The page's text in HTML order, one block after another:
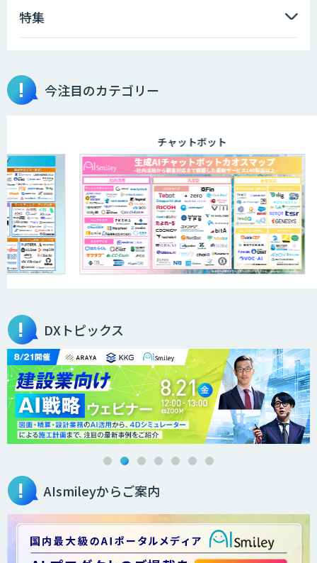
特集
今注目のカテゴリー
チャットボット
DXトピックス
AIsmileyからご案内